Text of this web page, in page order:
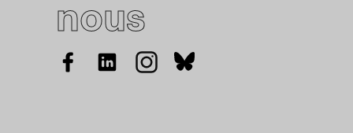
nous